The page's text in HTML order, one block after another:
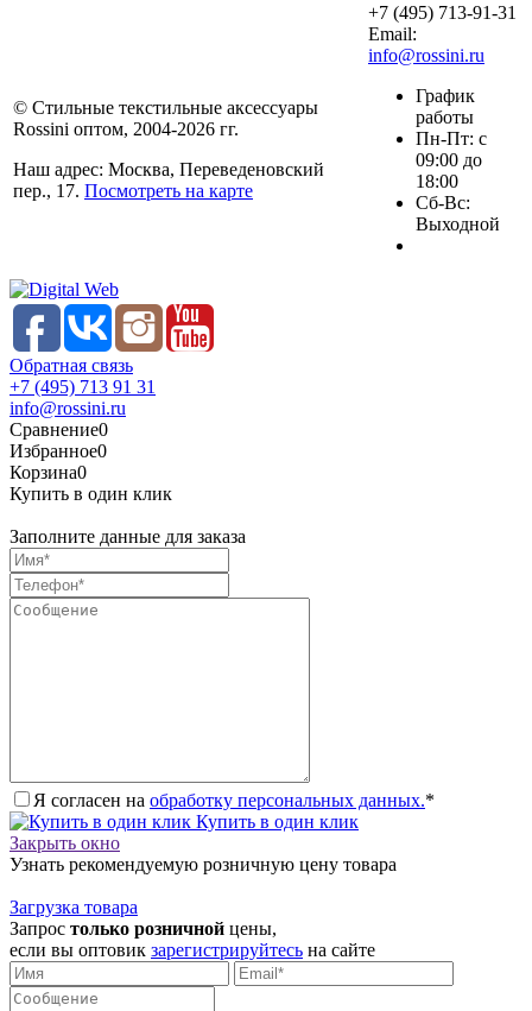
© Стильные текстильные аксессуары
Rossini оптом, 2004-2026 гг.
Наш адрес: Москва, Переведеновский
пер., 17. Посмотреть на карте
+7 (495) 713-91-31
Email:
info@rossini.ru
График
работы
Пн-Пт: с
09:00 до
18:00
Сб-Вс:
Выходной
Обратная связь
+7 (495) 713 91 31
info@rossini.ru
Сравнение0
Избранное0
Корзина0
Купить в один клик
Заполните данные для заказа
Я согласен на обработку персональных данных.*
Купить в один клик
Закрыть окно
Узнать рекомендуемую розничную цену товара
Загрузка товара
Запрос только розничной цены,
если вы оптовик зарегистрируйтесь на сайте